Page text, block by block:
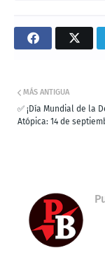
MÁS ANTIGUA
✅ ¡Día Mundial de la
Atópica: 14 de